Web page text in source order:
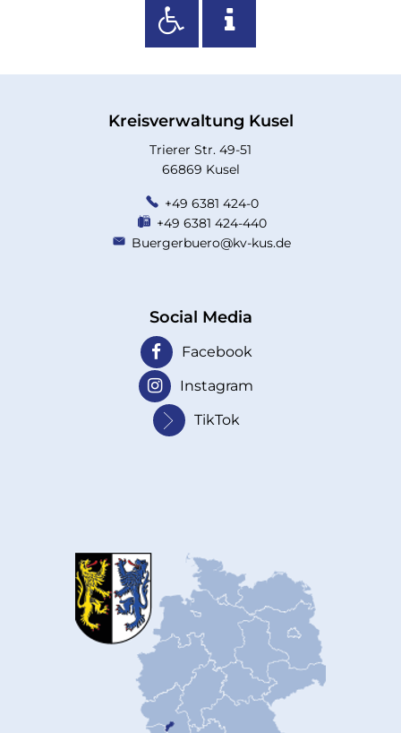
Kreisverwaltung Kusel
Trierer Str. 49-51
66869 Kusel
+49 6381 424-0
+49 6381 424-440
Buergerbuero@kv-kus.de
Social Media
Facebook
Instagram
TikTok